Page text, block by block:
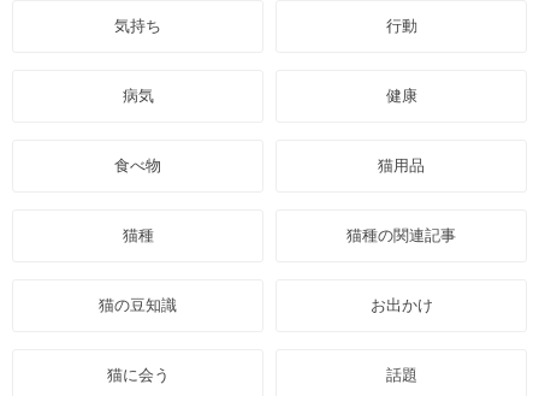
気持ち 行動
病気 健康
食べ物 猫用品
猫種 猫種の関連記事
猫の豆知識 お出かけ
猫に会う 話題